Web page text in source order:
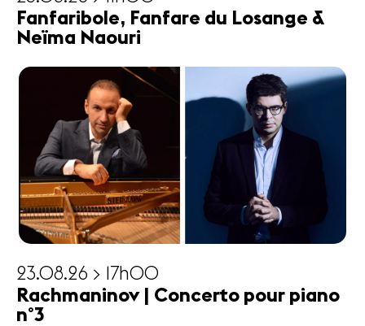
Fanfaribole, Fanfare du Losange &
Neïma Naouri
23.08.26 > 17h00
Rachmaninov | Concerto pour piano
n°3